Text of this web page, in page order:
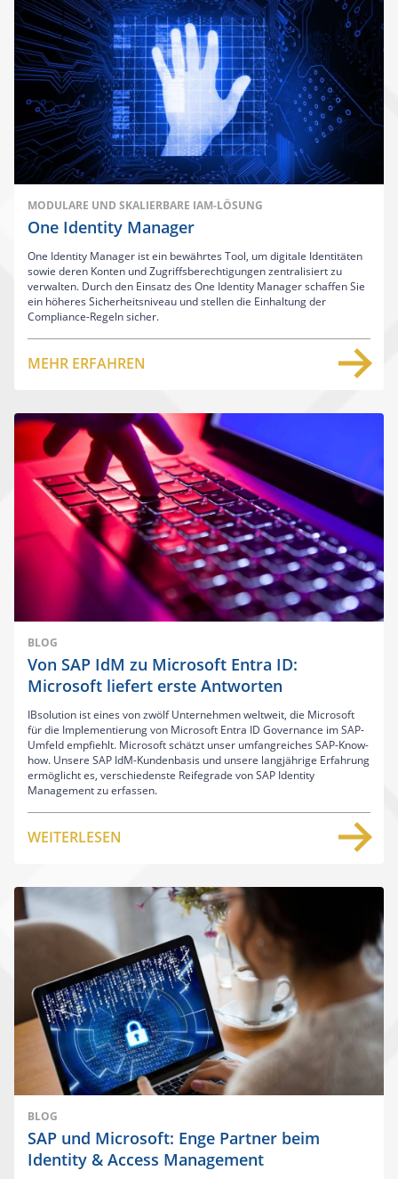
MODULARE UND SKALIERBARE IAM-LÖSUNG
One Identity Manager
One Identity Manager ist ein bewährtes Tool, um digitale Identitäten
sowie deren Konten und Zugriffsberechtigungen zentralisiert zu
verwalten. Durch den Einsatz des One Identity Manager schaffen Sie
ein höheres Sicherheitsniveau und stellen die Einhaltung der
Compliance-Regeln sicher.
MEHR ERFAHREN
BLOG
Von SAP IdM zu Microsoft Entra ID:
Microsoft liefert erste Antworten
IBsolution ist eines von zwölf Unternehmen weltweit, die Microsoft
für die Implementierung von Microsoft Entra ID Governance im SAP-
Umfeld empfiehlt. Microsoft schätzt unser umfangreiches SAP-Know-
how. Unsere SAP IdM-Kundenbasis und unsere langjährige Erfahrung
ermöglicht es, verschiedenste Reifegrade von SAP Identity
Management zu erfassen.
WEITERLESEN
BLOG
SAP und Microsoft: Enge Partner beim
Identity & Access Management